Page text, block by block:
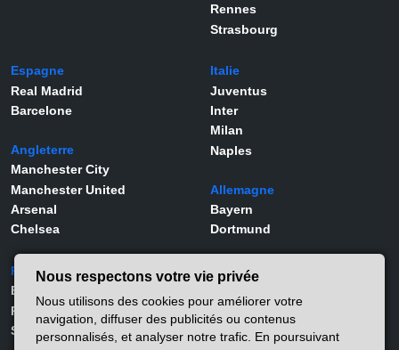
Rennes
Strasbourg
Espagne
Real Madrid
Barcelone
Angleterre
Manchester City
Manchester United
Arsenal
Chelsea
Italie
Juventus
Inter
Milan
Naples
Allemagne
Bayern
Dortmund
Portugal
Benfica
Porto
Sporting
Joueurs
Rodrygo
Nous respectons votre vie privée
Nous utilisons des cookies pour améliorer votre
navigation, diffuser des publicités ou contenus
personnalisés, et analyser notre trafic. En poursuivant